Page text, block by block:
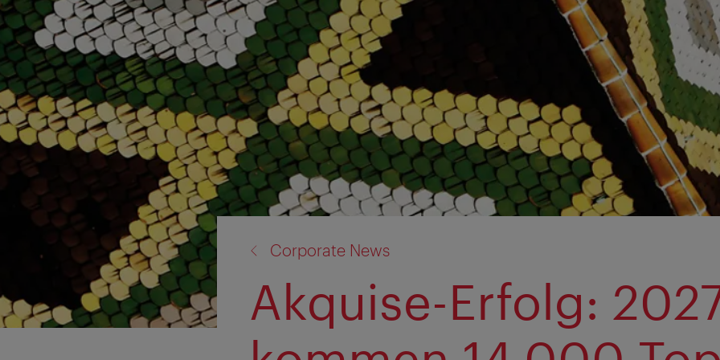
Corporate News
Akquise-Erfolg: